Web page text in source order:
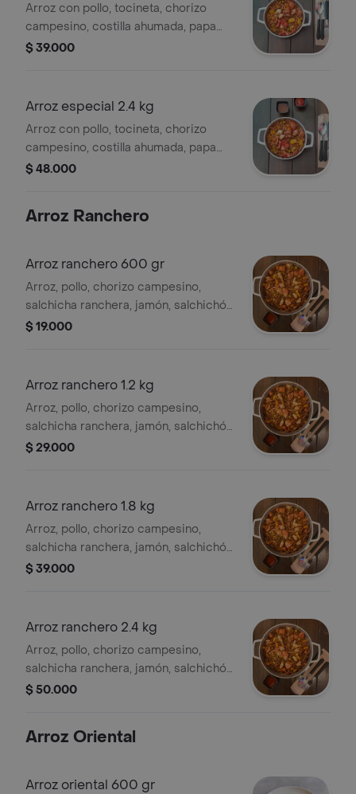
Arroz con pollo, tocineta, chorizo
campesino, costilla ahumada, papa
criolla, maíz tierno, verduras, cilantro y
$ 39.000
Arroz especial 2.4 kg
Arroz con pollo, tocineta, chorizo
campesino, costilla ahumada, papa
criolla, maíz tierno, verduras, cilantro y
$ 48.000
Arroz Ranchero
Arroz ranchero 600 gr
Arroz, pollo, chorizo campesino,
salchicha ranchera, jamón, salchichón
cerveroni, maíz tierno y verduras,
$ 19.000
Arroz ranchero 1.2 kg
Arroz, pollo, chorizo campesino,
salchicha ranchera, jamón, salchichón
cerveroni, maíz tierno y verduras para
$ 29.000
Arroz ranchero 1.8 kg
Arroz, pollo, chorizo campesino,
salchicha ranchera, jamón, salchichón
cerveroni, maíz tierno y verduras, para
$ 39.000
Arroz ranchero 2.4 kg
Arroz, pollo, chorizo campesino,
salchicha ranchera, jamón, salchichón
cerveroni, maíz tierno y verduras. para
$ 50.000
Arroz Oriental
Arroz oriental 600 gr